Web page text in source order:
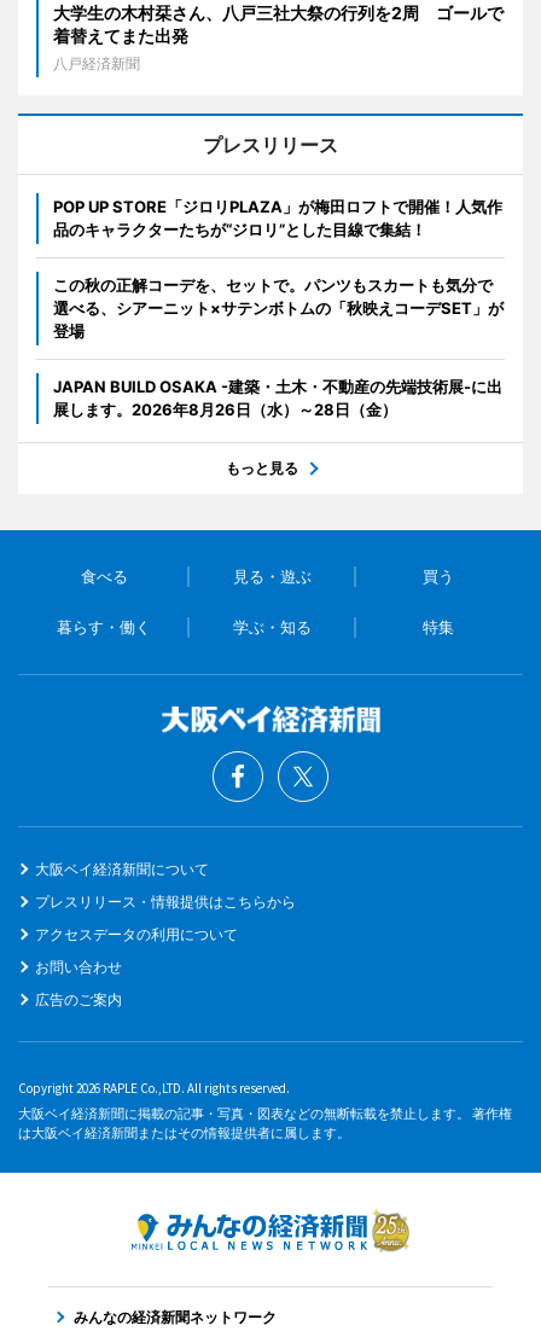
大学生の木村栞さん、八戸三社大祭の行列を2周 ゴールで
着替えてまた出発
八戸経済新聞
プレスリリース
POP UP STORE「ジロリPLAZA」が梅田ロフトで開催！人気作
品のキャラクターたちが“ジロリ”とした目線で集結！
この秋の正解コーデを、セットで。パンツもスカートも気分で
選べる、シアーニット×サテンボトムの「秋映えコーデSET」が
登場
JAPAN BUILD OSAKA -建築・土木・不動産の先端技術展-に出
展します。2026年8月26日（水）～28日（金）
もっと見る
食べる 見る・遊ぶ 買う
暮らす・働く 学ぶ・知る 特集
大阪ベイ経済新聞について
プレスリリース・情報提供はこちらから
アクセスデータの利用について
お問い合わせ
広告のご案内
Copyright 2026 RAPLE Co.,LTD. All rights reserved.
大阪ベイ経済新聞に掲載の記事・写真・図表などの無断転載を禁止します。 著作権
は大阪ベイ経済新聞またはその情報提供者に属します。
みんなの経済新聞ネットワーク